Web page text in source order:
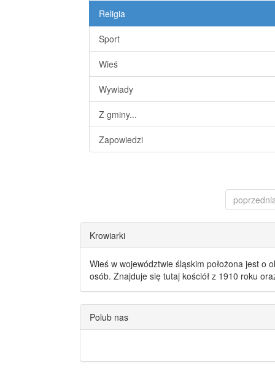
Religia
Sport
Wieś
Wywiady
Z gminy...
Zapowiedzi
Krowiarki
Wieś w województwie śląskim położona jest o
osób. Znajduje się tutaj kościół z 1910 roku
Polub nas